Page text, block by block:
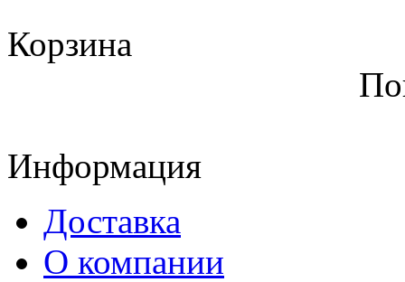
Корзина
Информация
Доставка
О компании